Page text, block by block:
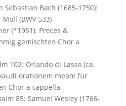
Sebastian Bach (1685-1750):
(BWV 533)
(*1951): Preces &
gemischten Chor a
102: Orlando di Lasso (ca.
orationem meam für
Chor a cappella
85: Samuel Wesley (1766-